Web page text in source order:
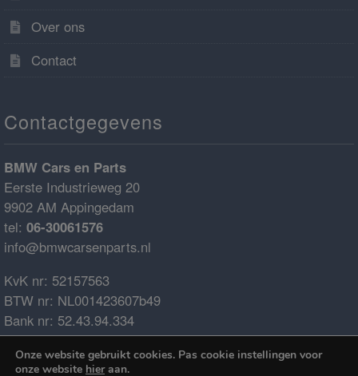
Over ons
Contact
Contactgegevens
BMW Cars en Parts
Eerste Industrieweg 20
9902 AM Appingedam
tel: 06-30061576
info@bmwcarsenparts.nl
KvK nr: 52157563
BTW nr: NL001423607b49
Bank nr: 52.43.94.334
IBAN: NL68ABNA0524394334
BIC: ABNANL2A
Onze website gebruikt cookies. Pas cookie instellingen voor
onze website hieraan.